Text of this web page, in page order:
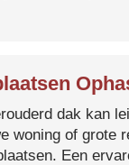
dak kan
woning of grote
Een